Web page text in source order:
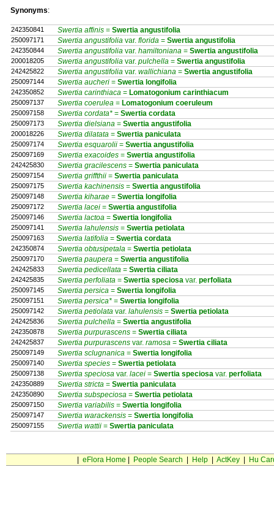
Synonyms:
242350841 Swertia affinis = Swertia angustifolia
250097171 Swertia angustifolia var. florida = Swertia angustifolia
242350844 Swertia angustifolia var. hamiltoniana = Swertia angustifolia
200018205 Swertia angustifolia var. pulchella = Swertia angustifolia
242425822 Swertia angustifolia var. wallichiana = Swertia angustifolia
250097144 Swertia aucheri = Swertia longifolia
242350852 Swertia carinthiaca = Lomatogonium carinthiacum
250097137 Swertia coerulea = Lomatogonium coeruleum
250097158 Swertia cordata* = Swertia cordata
250097173 Swertia dielsiana = Swertia angustifolia
200018226 Swertia dilatata = Swertia paniculata
250097174 Swertia esquarolii = Swertia angustifolia
250097169 Swertia exacoides = Swertia angustifolia
242425830 Swertia gracilescens = Swertia paniculata
250097154 Swertia griffthii = Swertia paniculata
250097175 Swertia kachinensis = Swertia angustifolia
250097148 Swertia kiharae = Swertia longifolia
250097172 Swertia lacei = Swertia angustifolia
250097146 Swertia lactoa = Swertia longifolia
250097141 Swertia lahulensis = Swertia petiolata
250097163 Swertia latifolia = Swertia cordata
242350874 Swertia obtusipetala = Swertia petiolata
250097170 Swertia paupera = Swertia angustifolia
242425833 Swertia pedicellata = Swertia ciliata
242425835 Swertia perfoliata = Swertia speciosa var. perfoliata
250097145 Swertia persica = Swertia longifolia
250097151 Swertia persica* = Swertia longifolia
250097142 Swertia petiolata var. lahulensis = Swertia petiolata
242425836 Swertia pulchella = Swertia angustifolia
242350878 Swertia purpurascens = Swertia ciliata
242425837 Swertia purpurascens var. ramosa = Swertia ciliata
250097149 Swertia sclugnanica = Swertia longifolia
250097140 Swertia species = Swertia petiolata
250097138 Swertia speciosa var. lacei = Swertia speciosa var. perfoliata
242350889 Swertia stricta = Swertia paniculata
242350890 Swertia subspeciosa = Swertia petiolata
250097150 Swertia variabilis = Swertia longifolia
250097147 Swertia warackensis = Swertia longifolia
250097155 Swertia wattii = Swertia paniculata
eFlora Home People Search Help| ActKey| Hu